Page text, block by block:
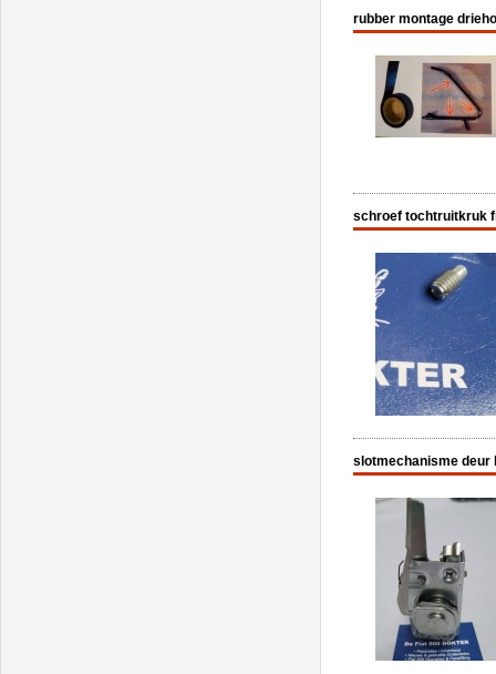
rubber montage
schroef tochtruitkruk
slotmechanisme deur